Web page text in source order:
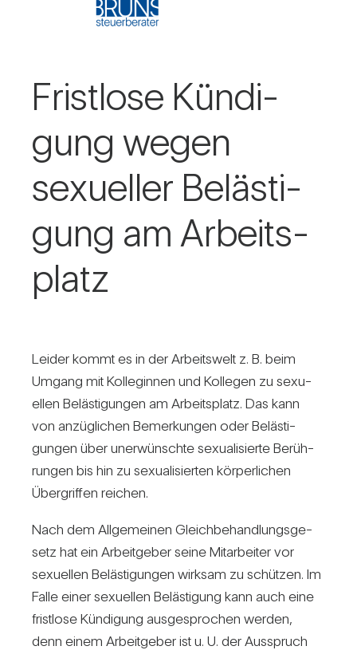
Frist­lose Kün­di­
gung wegen
sexu­eller Beläs­ti­
gung am Arbeits­
platz
Leider kommt es in der Arbeits­welt z. B. beim
Umgang mit Kol­le­ginnen und Kol­legen zu sexu­
ellen Beläs­ti­gungen am Arbeits­platz. Das kann
von anzüg­li­chen Bemer­kungen oder Beläs­ti­
gungen über uner­wünschte sexua­li­sierte Berüh­
rungen bis hin zu sexua­li­sierten kör­per­li­chen
Über­griffen rei­chen.
Nach dem All­ge­meinen Gleich­be­hand­lungs­ge­
setz hat ein Arbeit­geber seine Mit­ar­beiter vor
sexu­ellen Beläs­ti­gungen wirksam zu schützen. Im
Falle einer sexu­ellen Beläs­ti­gung kann auch eine
frist­lose Kün­di­gung aus­ge­spro­chen werden,
denn einem Arbeit­geber ist u. U. der Aus­spruch